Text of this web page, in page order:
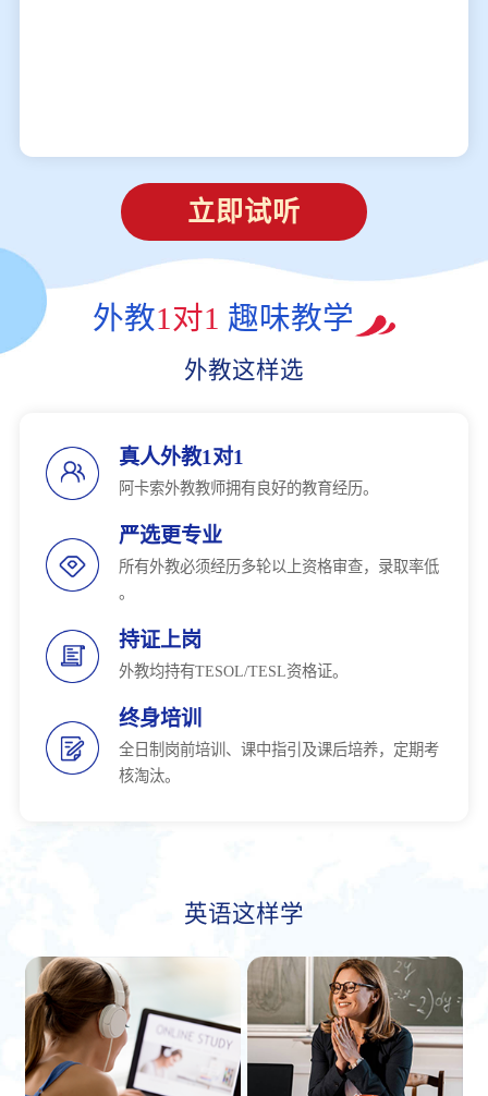
立即试听
外教1对1 趣味教学
外教这样选
真人外教1对1
阿卡索外教教师拥有良好的教育经历。
严选更专业
所有外教必须经历多轮以上资格审查，录取率低
。
持证上岗
外教均持有TESOL/TESL资格证。
终身培训
全日制岗前培训、课中指引及课后培养，定期考
核淘汰。
英语这样学